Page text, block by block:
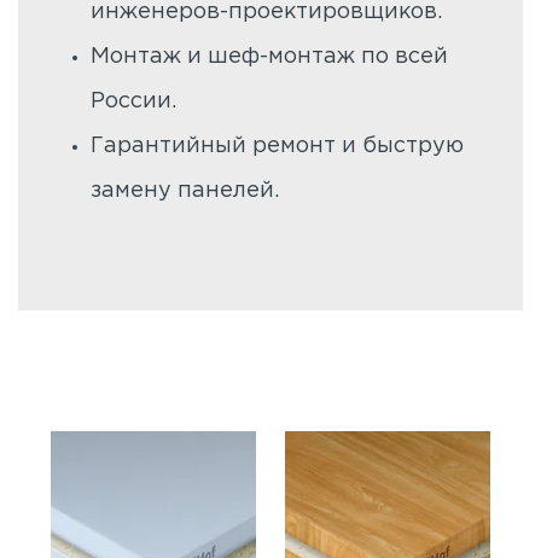
инженеров-проектировщиков.
Монтаж и шеф-монтаж по всей
России.
Гарантийный ремонт и быструю
замену панелей.